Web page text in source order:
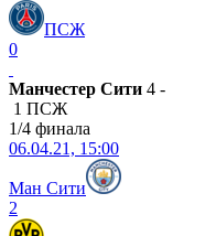
ПСЖ
0
Манчестер Сити 4 -
1 ПСЖ
1/4 финала
06.04.21, 15:00
Ман Сити
2